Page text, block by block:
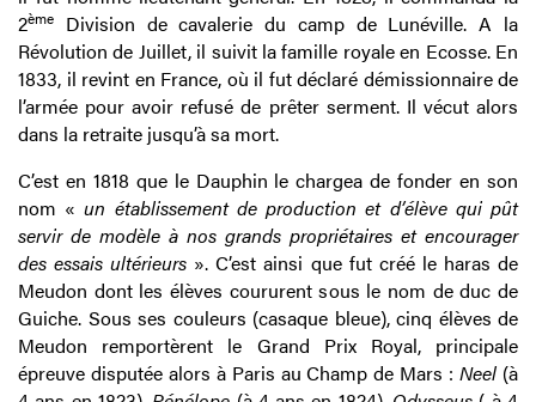
2ème
Division de cavalerie du camp de Lunéville. A la
Révolution de Juillet, il suivit la famille royale en Ecosse. En
1833, il revint en France, où il fut déclaré démissionnaire de
l’armée pour avoir refusé de prêter serment. Il vécut alors
dans la retraite jusqu’à sa mort.
C’est en 1818 que le Dauphin le chargea de fonder en son
nom «un établissement de production et d’élève qui pût
servir de modèle à nos grands propriétaires et encourager
des essais ultérieurs ». C’est ainsi que fut créé le haras de
Meudon dont les élèves coururent sous le nom de duc de
Guiche. Sous ses couleurs (casaque bleue), cinq élèves de
Meudon remportèrent le Grand Prix Royal, principale
épreuve disputée alors à Paris au Champ de Mars :Neel (à